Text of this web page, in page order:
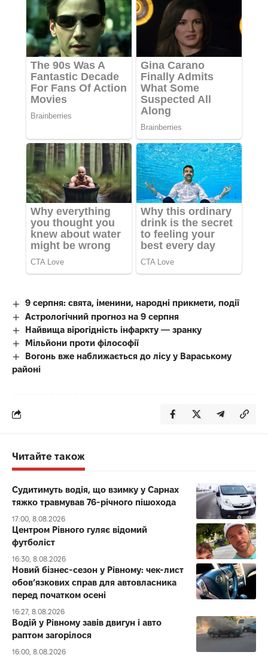
9 серпня: свята, іменини, народні прикмети, події
Астрологічний прогноз на 9 серпня
Найвища вірогідність інфаркту — зранку
Мільйони проти філософії
Вогонь вже наближається до лісу у Вараському
районі
Читайте також
Судитимуть водія, що взимку у Сарнах
тяжко травмував 76-річного пішохода
17:00, 8.08.2026
Центром Рівного гуляє відомий
футболіст
16:30, 8.08.2026
Новий бізнес-сезон у Рівному: чек-лист
обов’язкових справ для автовласника
перед початком осені
16:27, 8.08.2026
Водій у Рівному завів двигун і авто
раптом загорілося
16:00, 8.08.2026